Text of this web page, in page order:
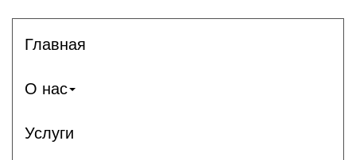
Главная
О нас
Услуги